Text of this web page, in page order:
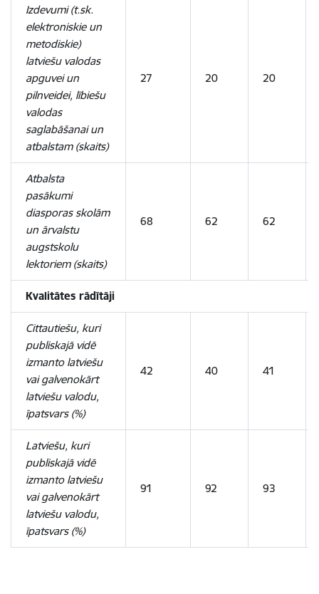
Izdevumi (t.sk.
elektroniskie un
metodiskie)
latviešu valodas
apguvei un
pilnveidei, lībiešu
valodas
saglabāšanai un
atbalstam (skaits)
27 20 20
Atbalsta
pasākumi
diasporas skolām
un ārvalstu
augstskolu
lektoriem (skaits)
68 62 62
Kvalitātes rādītāji
Cittautiešu, kuri
publiskajā vidē
izmanto latviešu
vai galvenokārt
latviešu valodu,
īpatsvars (%)
42 40 41
Latviešu, kuri
publiskajā vidē
izmanto latviešu
vai galvenokārt
latviešu valodu,
īpatsvars (%)
91 92 93